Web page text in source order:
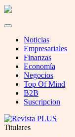
Noticias
Empresariales
Finanzas
Economía
Negocios
Top Of Mind
B2B
Suscripcion
Titulares